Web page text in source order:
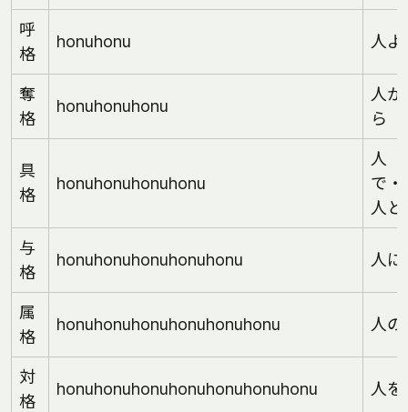
呼
格
honuhonu 人よ
奪
格
honuhonuhonu
人か
ら
具
格
honuhonuhonuhonu
人
で・
人と
与
格
honuhonuhonuhonuhonu 人に
属
格
honuhonuhonuhonuhonuhonu 人の
対
格
honuhonuhonuhonuhonuhonuhonu 人を